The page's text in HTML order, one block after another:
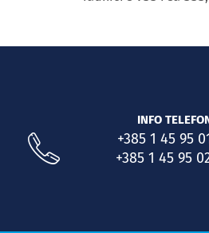
INFO
+385 1 45 95
+385 1 45 95